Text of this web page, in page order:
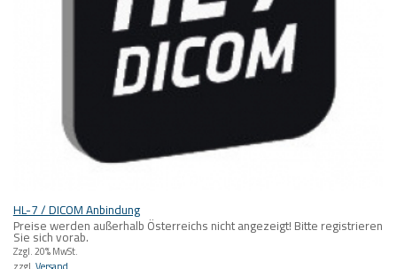
HL-7 / DICOM Anbindung
Preise werden außerhalb Österreichs nicht angezeigt! Bitte registrieren
Sie sich vorab.
Zzgl. 20% MwSt.